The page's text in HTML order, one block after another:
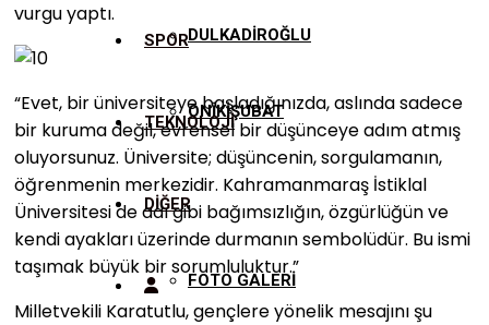
DULKADİROĞLU
ONİKİŞUBAT
SPOR
TEKNOLOJİ
DİĞER
FOTO GALERİ
vurgu yaptı.
“Evet, bir üniversiteye başladığınızda, aslında sadece
bir kuruma değil, evrensel bir düşünceye adım atmış
oluyorsunuz. Üniversite; düşüncenin, sorgulamanın,
öğrenmenin merkezidir. Kahramanmaraş İstiklal
Üniversitesi de adı gibi bağımsızlığın, özgürlüğün ve
kendi ayakları üzerinde durmanın sembolüdür. Bu ismi
taşımak büyük bir sorumluluktur.”
Milletvekili Karatutlu, gençlere yönelik mesajını şu